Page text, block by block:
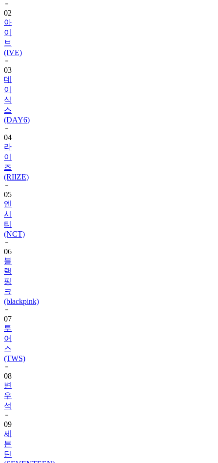
아
이
브
(IVE)
03
데
이
식
스
(DAY6)
04
라
이
즈
(RIIZE)
05
엔
시
티
(NCT)
06
블
랙
핑
크
(blackpink)
07
투
어
스
(TWS)
08
변
우
석
09
세
븐
틴
(SEVENTEEN)